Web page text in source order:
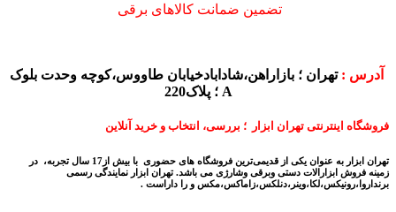
تضمین ضمانت کالاهای برقی
آدرس : تهران ؛ بازاراهن،شادابادخیابان طاووس،کوچه وحدت بلوک
A ؛ پلاک220
فروشگاه اینترنتی تهران ابزار ؛ بررسی، انتخاب و خرید آنلاین
تهران ابزار به عنوان یکی از قدیمی‌ترین فروشگاه های حضوری با بیش از17 سال تجربه، در
زمینه فروش ابزارالات دستی وبرقی وشارژی می باشد.تهران ابزار نمایندگی رسمی
برنداروا،رونیکس،لکا،وینر،دنلکس،زاماکس،مکس و را داراست .